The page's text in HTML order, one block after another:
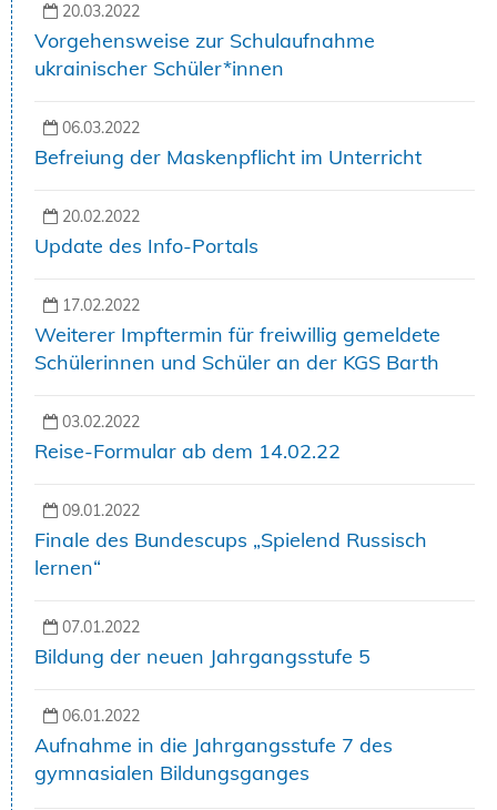
20.03.2022
Vorgehensweise zur Schulaufnahme
ukrainischer Schüler*innen
06.03.2022
Befreiung der Maskenpflicht im Unterricht
20.02.2022
Update des Info-Portals
17.02.2022
Weiterer Impftermin für freiwillig gemeldete
Schülerinnen und Schüler an der KGS Barth
03.02.2022
Reise-Formular ab dem 14.02.22
09.01.2022
Finale des Bundescups „Spielend Russisch
lernen“
07.01.2022
Bildung der neuen Jahrgangsstufe 5
06.01.2022
Aufnahme in die Jahrgangsstufe 7 des
gymnasialen Bildungsganges